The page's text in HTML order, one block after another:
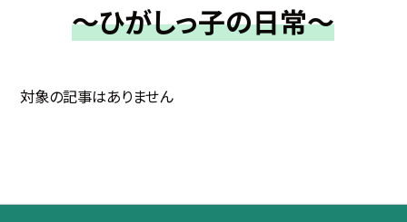
～ひがしっ子の日常～
対象の記事はありません